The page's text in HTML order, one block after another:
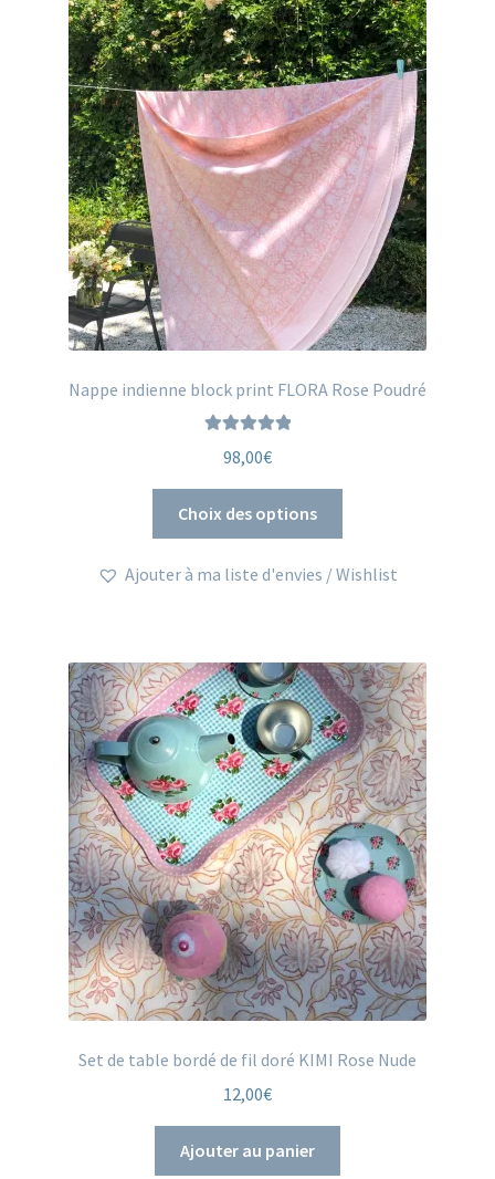
Nappe indienne block print FLORA Rose Poudré
5
98,00€
Choix des options
plusieurs
options
peuvent
être
choisies
sur
la
page
du
produit
Ajouter à ma liste d'envies / Wishlist
Set de table bordé de fil doré KIMI Rose Nude
12,00€
Ajouter au panier